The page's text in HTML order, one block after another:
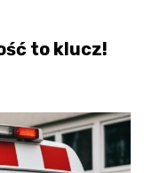
to klucz!